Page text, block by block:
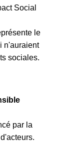
Social
le
n'auraient
sociales.
par la